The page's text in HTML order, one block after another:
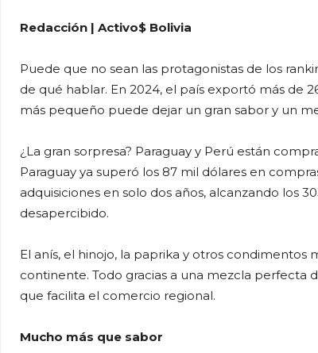
Redacción | Activo$ Bolivia
Puede que no sean las protagonistas de los
de qué hablar. En 2024, el país exportó más de
más pequeño puede dejar un gran sabor y un
¿La gran sorpresa? Paraguay y Perú están
Paraguay ya superó los 87 mil dólares en
adquisiciones en solo dos años, alcanzando los
desapercibido.
El anís, el hinojo, la paprika y otros condimentos
continente. Todo gracias a una mezcla perfecta
que facilita el comercio regional.
Mucho más que sabor